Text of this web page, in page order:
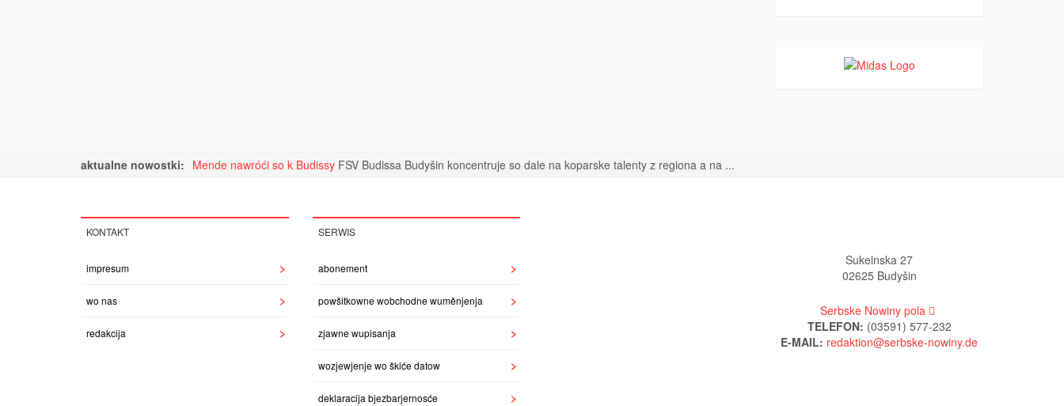
aktualne nowostki: Mende nawróći so k Budissy FSV Budissa Budyšin koncentruje so dale na koparske talenty z regiona a na ...
KONTAKT
impresum
wo nas
redakcija
SERWIS
abonement
powšitkowne wobchodne wuměnjenja
zjawne wupisanja
wozjewjenje wo škiće datow
deklaracija bjezbarjernosće
Sukelnska 27
02625 Budyšin
Serbske Nowiny pola
TELEFON: (03591) 577-232
E-MAIL: